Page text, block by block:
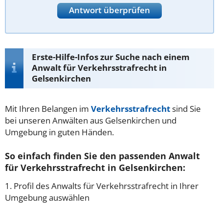
Antwort überprüfen
Erste-Hilfe-Infos zur Suche nach einem
Anwalt für Verkehrsstrafrecht in
Gelsenkirchen
Mit Ihren Belangen im Verkehrsstrafrechtsind Sie
bei unseren Anwälten aus Gelsenkirchen und
Umgebung in guten Händen.
So einfach finden Sie den passenden Anwalt
für Verkehrsstrafrecht in Gelsenkirchen:
1. Profil des Anwalts für Verkehrsstrafrecht in Ihrer
Umgebung auswählen